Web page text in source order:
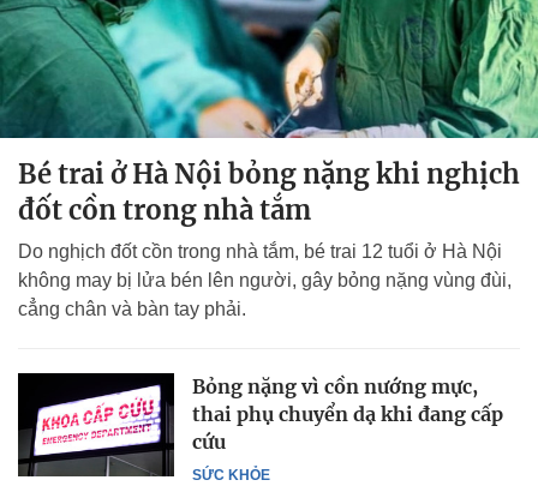
Bé trai ở Hà Nội bỏng nặng khi nghịch
đốt cồn trong nhà tắm
Do nghịch đốt cồn trong nhà tắm, bé trai 12 tuổi ở Hà Nội
không may bị lửa bén lên người, gây bỏng nặng vùng đùi,
cẳng chân và bàn tay phải.
SỨC KHỎE
Bỏng nặng vì cồn nướng mực,
thai phụ chuyển dạ khi đang cấp
cứu